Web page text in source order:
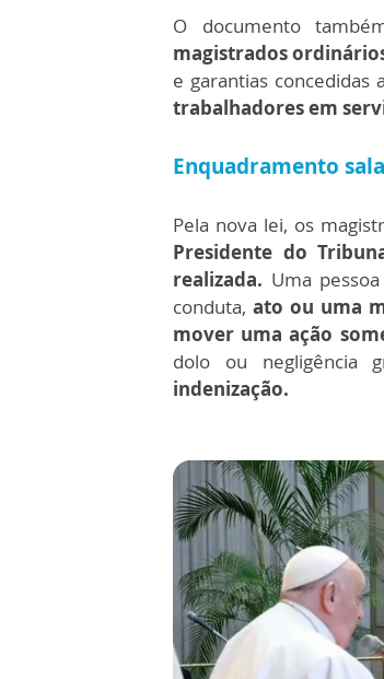
O documento
magistrados
e garantias concedidas
trabalhadores em
Enquadramento
Pela nova lei, os
Presidente do
realizada. Uma
conduta, ato ou uma
mover uma ação
dolo ou negligência
indenização.